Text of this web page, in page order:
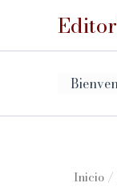
contenido
Inicio /